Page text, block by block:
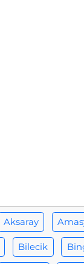
Aksaray
Bilecik